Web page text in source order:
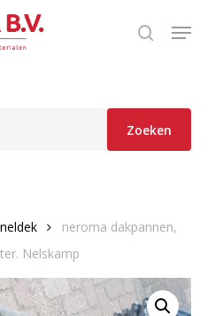
search
Menu
Zoeken
neroma dakpannen,
Nelskamp